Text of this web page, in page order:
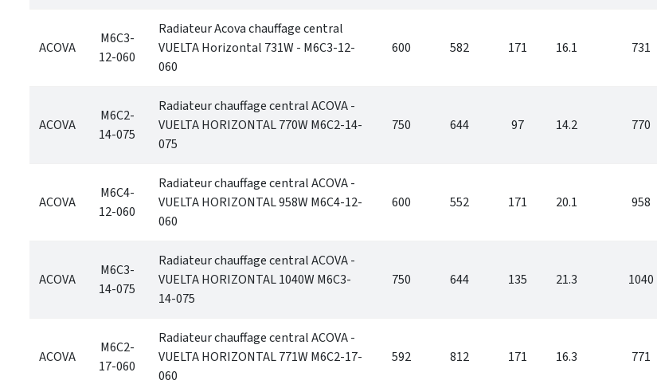
ACOVA
M6C3-
12-060
Radiateur Acova chauffage central
VUELTA Horizontal 731W - M6C3-12-
060
600 582 171 16.1 731
ACOVA
M6C2-
14-075
Radiateur chauffage central ACOVA -
VUELTA HORIZONTAL 770W M6C2-14-
075
750 644 97 14.2 770
ACOVA
M6C4-
12-060
Radiateur chauffage central ACOVA -
VUELTA HORIZONTAL 958W M6C4-12-
060
600 552 171 20.1 958
ACOVA
M6C3-
14-075
Radiateur chauffage central ACOVA -
VUELTA HORIZONTAL 1040W M6C3-
14-075
750 644 135 21.3 1040
ACOVA
M6C2-
17-060
Radiateur chauffage central ACOVA -
VUELTA HORIZONTAL 771W M6C2-17-
060
592 812 171 16.3 771